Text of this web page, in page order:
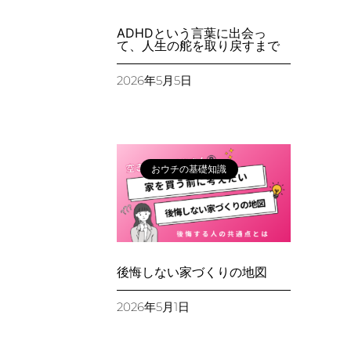
ADHDという言葉に出会っ
て、人生の舵を取り戻すまで
2026年5月5日
おウチの基礎知識
後悔しない家づくりの地図
2026年5月1日